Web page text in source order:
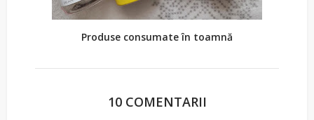
Produse consumate în toamnă
10 COMENTARII